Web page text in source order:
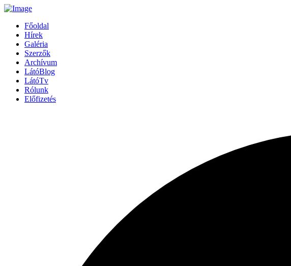
Főoldal
Hírek
Galéria
Szerzők
Archívum
LátóBlog
LátóTv
Rólunk
Előfizetés